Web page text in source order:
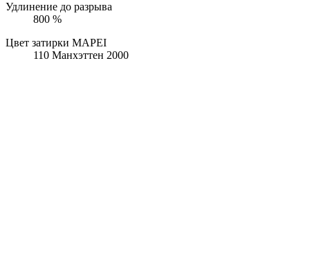
Удлинение до разрыва
800 %
Цвет затирки MAPEI
110 Манхэттен 2000